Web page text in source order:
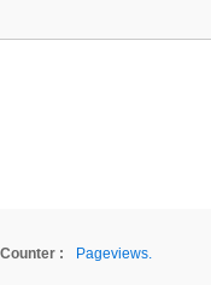
Counter :
Pageviews.